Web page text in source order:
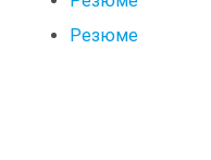
Резюме